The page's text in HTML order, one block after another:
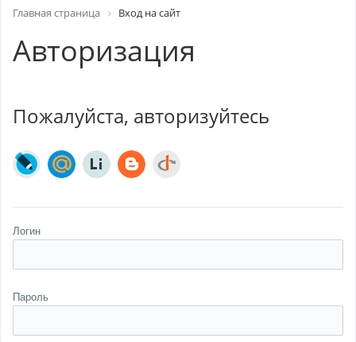
Главная страница Вход на сайт
Авторизация
Пожалуйста, авторизуйтесь
Логин
Пароль